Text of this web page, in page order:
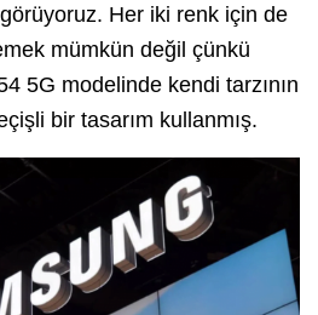
görüyoruz. Her iki renk için de
mümkün değil çünkü
5G modelinde kendi tarzının
bir tasarım kullanmış.